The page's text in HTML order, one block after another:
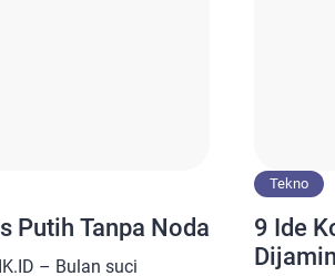
Putih Tanpa Noda
– Bulan suci
Tekno
9 Ide